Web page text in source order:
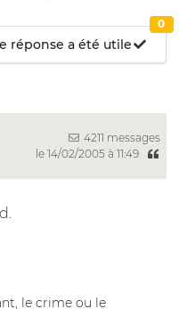
réponse a été utile
0
4211 messages
le 14/02/2005 à 11:49
le crime ou le